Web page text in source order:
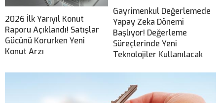
2026 İlk Yarıyıl Konut
Raporu Açıklandı! Satışlar
Gücünü Korurken Yeni
Konut Arzı
Gayrimenkul Değerlemede
Yapay Zeka Dönemi
Başlıyor! Değerleme
Süreçlerinde Yeni
Teknolojiler Kullanılacak